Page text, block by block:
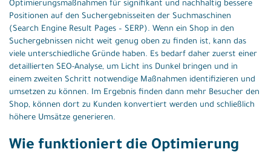
Optimierungsmaßnahmen für signifikant und nachhaltig bessere
Positionen auf den Suchergebnisseiten der Suchmaschinen
(Search Engine Result Pages – SERP). Wenn ein Shop in den
Suchergebnissen nicht weit genug oben zu finden ist, kann das
viele unterschiedliche Gründe haben. Es bedarf daher zuerst einer
detaillierten SEO-Analyse, um Licht ins Dunkel bringen und in
einem zweiten Schritt notwendige Maßnahmen identifizieren und
umsetzen zu können. Im Ergebnis finden dann mehr Besucher den
Shop, können dort zu Kunden konvertiert werden und schließlich
höhere Umsätze generieren.
Wie funktioniert die Optimierung